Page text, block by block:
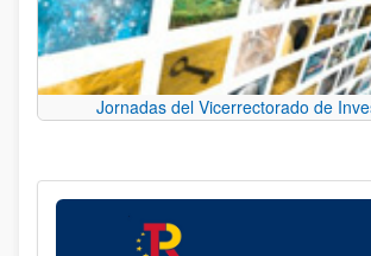
Jornadas del Vicerrectorado de